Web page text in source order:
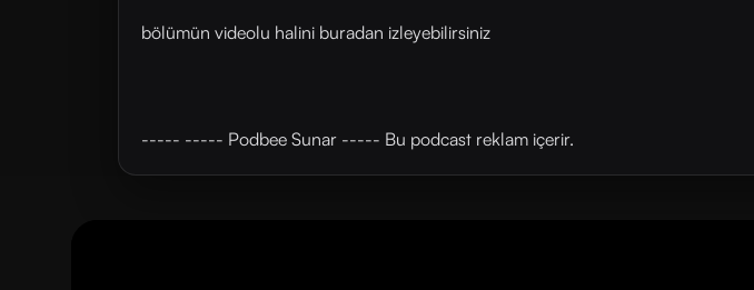
bölümün videolu halini buradan izleyebilirsiniz
----- ----- Podbee Sunar ----- Bu podcast reklam içerir.